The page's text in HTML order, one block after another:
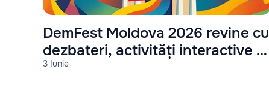
3 Iunie
DemFest Moldova 2026 revine cu
dezbateri, activități interactive și
concert live